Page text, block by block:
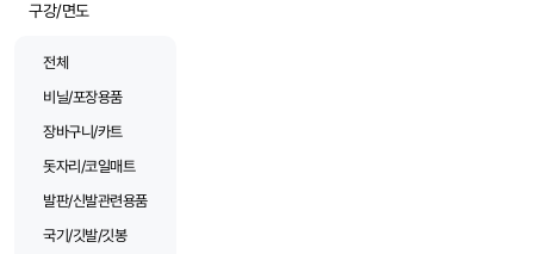
구강/면도
전체
비닐/포장용품
장바구니/카트
돗자리/코일매트
발판/신발관련용품
국기/깃발/깃봉